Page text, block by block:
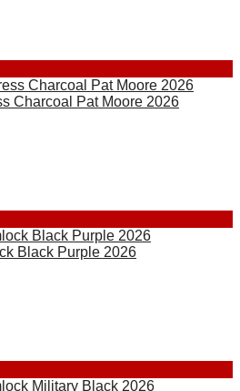
Charcoal Pat Moore 2026
Black Purple 2026